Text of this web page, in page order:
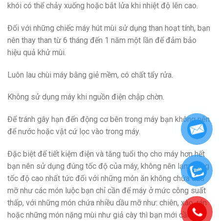
khói có thể chảy xuống hoặc bắt lửa khi nhiệt độ lên cao.
Đối với những chiếc máy hút mùi sử dụng than hoạt tính, bạn
nên thay than từ 6 tháng đến 1 năm một lần để đảm bảo
hiệu quả khử mùi.
Luôn lau chùi máy bằng giẻ mềm, có chất tẩy rửa.
Không sử dụng máy khi nguồn điện chập chờn.
Để tránh gây hạn đến động cơ bên trong máy bạn không nên
để nước hoặc vật cứ lọc vào trong máy.
Đặc biệt để tiết kiệm điện và tăng tuổi thọ cho máy hơn hết
bạn nên sử dụng đúng tốc độ của máy, không nên lạm dụng
tốc độ cao nhất tức đối với những món ăn không chứa dầu
mỡ như các món luộc bạn chỉ cần để máy ở mức công suất
thấp, với những món chứa nhiều dầu mỡ như: chiên, xào, rán
hoặc những món nặng mùi như giả cày thì bạn mới cần sử